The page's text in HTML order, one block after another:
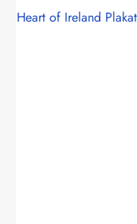
Heart of Ireland